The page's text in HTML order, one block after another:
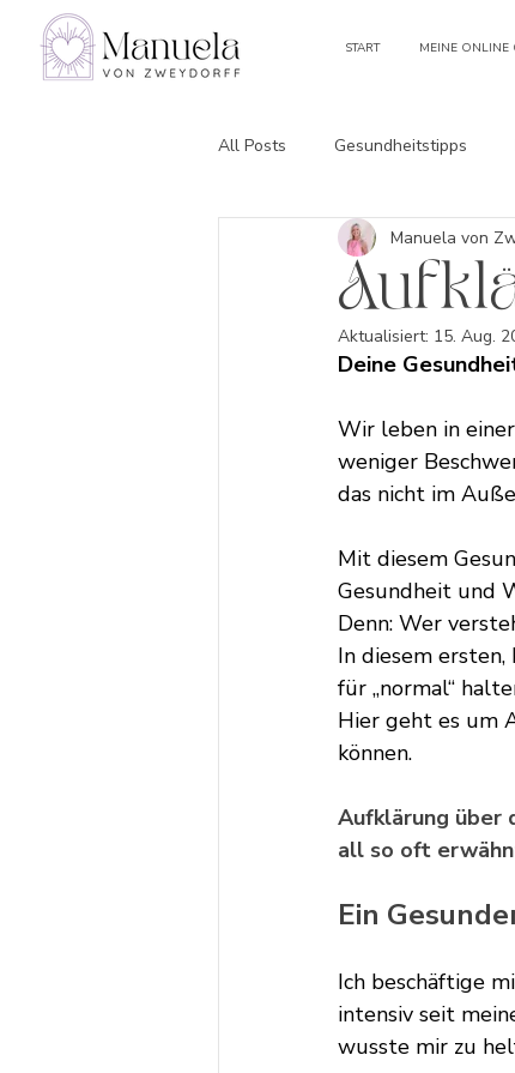
START MEINE ONLINE
All Posts Gesundheitstipps
GesundheitsbriefeManuela von
Aktualisiert: 15. Aug.
Deine
Wir leben in
weniger
das nicht im
Mit diesem
Gesundheit und
Denn: Wer
In diesem
für „normal“
Hier geht es um
können.
Aufklärung über
all so oft
Ein
Ich beschäftige
intensiv seit
wusste mir zu